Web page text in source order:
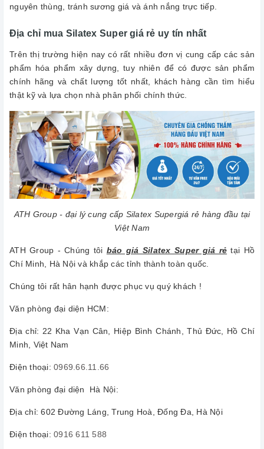
nguyên thùng, tránh sương giá và ánh nắng trực tiếp.
Địa chỉ mua Silatex Super giá rẻ uy tín nhất
Trên thị trường hiện nay có rất nhiều đơn vị cung cấp các sản
phẩm hóa phẩm xây dựng, tuy nhiên để có được sản phẩm
chính hãng và chất lượng tốt nhất, khách hàng cần tìm hiểu
thật kỹ và lựa chọn nhà phân phối chính thức.
ATH Group - đại lý cung cấp Silatex Supergiá rẻ hàng đầu tại
Việt Nam
ATH Group - Chúng tôi báo giá Silatex Super giá rẻ tại Hồ
Chí Minh, Hà Nội và khắp các tỉnh thành toàn quốc.
Chúng tôi rất hân hạnh được phục vụ quý khách !
Văn phòng đại diện HCM:
Địa chỉ: 22 Kha Vạn Cân, Hiệp Bình Chánh, Thủ Đức, Hồ Chí
Minh, Việt Nam
Điện thoại: 0969.66.11.66
Văn phòng đại diện Hà Nội:
Địa chỉ: 602 Đường Láng, Trung Hoà, Đống Đa, Hà Nội
Điện thoại: 0916 611 588